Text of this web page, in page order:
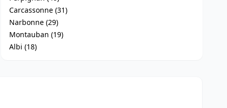
Carcassonne (31)
Narbonne (29)
Montauban (19)
Albi (18)